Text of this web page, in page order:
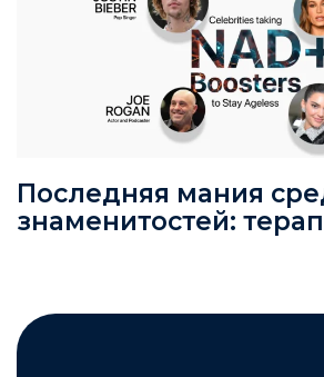
Последняя мания
знаменитостей: